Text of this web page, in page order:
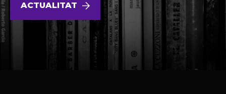
ACTUALITAT